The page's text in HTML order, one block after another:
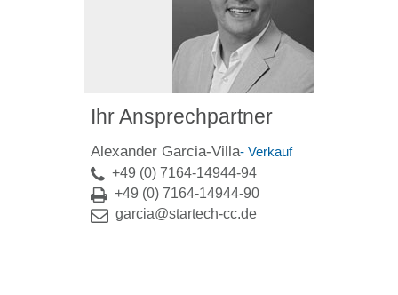
Ihr Ansprechpartner
Alexander Garcia-Villa- Verkauf
+49 (0) 7164-14944-94
+49 (0) 7164-14944-90
garcia@startech-cc.de